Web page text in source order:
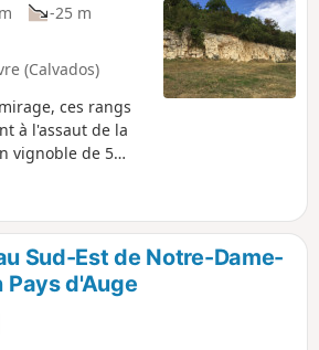
-25 m
(Calvados)
ces rangs
à l'assaut de la
vignoble de 5
donneront à
insolite et des
Sud-Est de Notre-Dame-
Pays d'Auge